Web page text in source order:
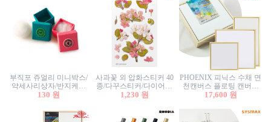
부직포 쥬얼리 미니박스/
악세사리상자/반지케이
스/반지상자/귀걸이상자/
130 원
사과꽃 외 압화스티커 40
종/다꾸스티커/다이어리
꾸미기/꽃스티커/자연물
1,230 원
PHOENIX 피닉스 수채 면
천캔버스 플로팅 캔버스
프레임세트 30x30cm/액자
17,600 원